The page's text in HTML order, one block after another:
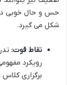
حس و حال خوبی
شکل می گیرد.
نقاط قوت:
رویکرد
برگزاری